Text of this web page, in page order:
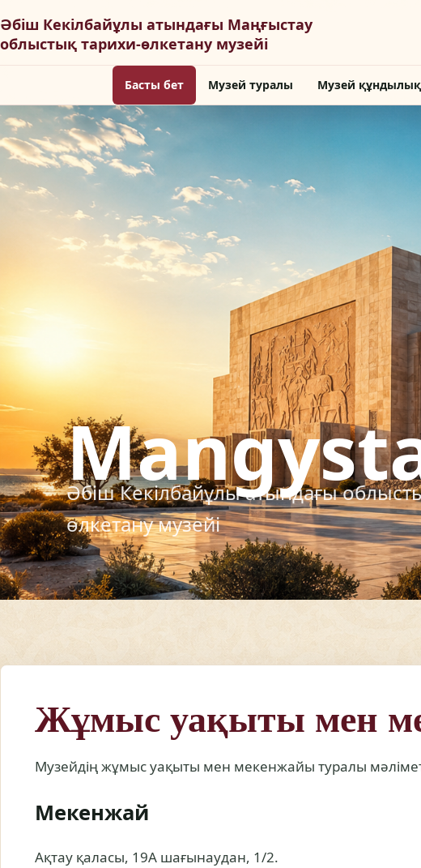
Басты бет Музей туралы Музей
Жұмыс уақыты мен
Музейдің жұмыс уақыты мен мекенжайы туралы
Мекенжай
Ақтау қаласы, 19A шағынаудан, 1/2.